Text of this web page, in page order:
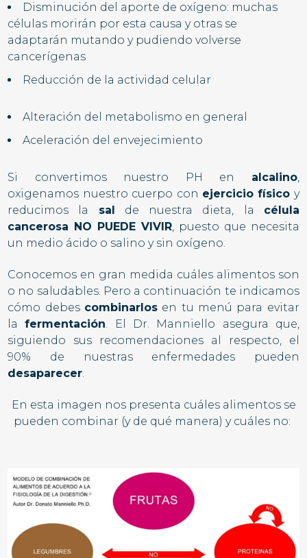
Disminución del aporte de oxígeno: muchas
células morirán por esta causa y otras se
adaptarán mutando y pudiendo volverse
cancerígenas
Reducción de la actividad celular
Alteración del metabolismo en general
Aceleración del envejecimiento
Si convertimos nuestro PH en alcalino,
oxigenamos nuestro cuerpo con ejercicio físico y
reducimos la sal de nuestra dieta, la célula
cancerosa NO PUEDE VIVIR, puesto que necesita
un medio ácido o salino y sin oxígeno.
Conocemos en gran medida cuáles alimentos son
o no saludables. Pero a continuación te indicamos
cómo debes combinarlosen tu menú para evitar
lafermentación. El Dr. Manniello asegura que,
siguiendo sus recomendaciones al respecto, el
90% de nuestras enfermedades pueden
desaparecer.
En esta imagen nos presenta cuáles alimentos se
pueden combinar (y de qué manera) y cuáles no: